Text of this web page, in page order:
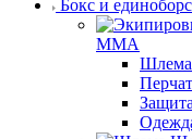
Бокс и
ММА